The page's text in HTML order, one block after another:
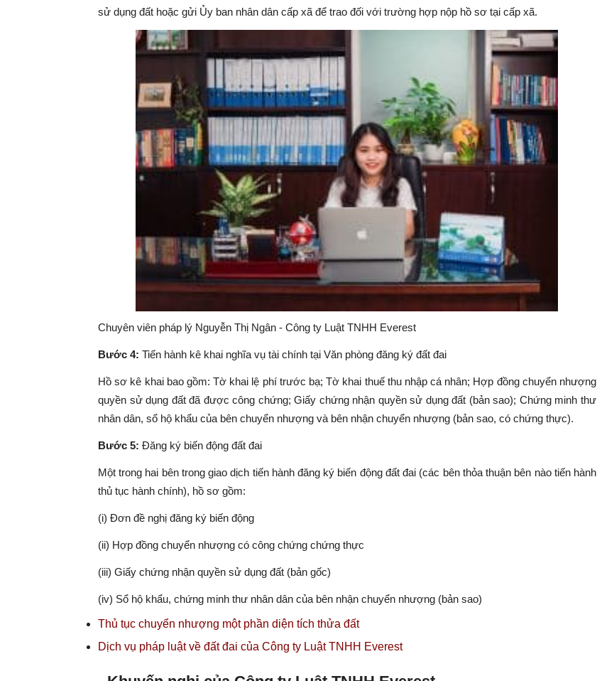
sử dụng đất hoặc gửi Ủy ban nhân dân cấp xã để trao đối với trường hợp nộp hồ sơ tại cấp xã.
Chuyên viên pháp lý Nguyễn Thị Ngân - Công ty Luật TNHH Everest
Bước 4: Tiến hành kê khai nghĩa vụ tài chính tại Văn phòng đăng ký đất đai
Hồ sơ kê khai bao gồm: Tờ khai lệ phí trước bạ; Tờ khai thuế thu nhập cá nhân; Hợp đồng chuyển nhượng
quyền sử dụng đất đã được công chứng; Giấy chứng nhận quyền sử dụng đất (bản sao); Chứng minh thư
nhân dân, sổ hộ khẩu của bên chuyển nhượng và bên nhận chuyển nhượng (bản sao, có chứng thực).
Bước 5: Đăng ký biến động đất đai
Một trong hai bên trong giao dịch tiến hành đăng ký biến động đất đai (các bên thỏa thuận bên nào tiến hành
thủ tục hành chính), hồ sơ gồm:
(i) Đơn đề nghị đăng ký biến động
(ii) Hợp đồng chuyển nhượng có công chứng chứng thực
(iii) Giấy chứng nhận quyền sử dụng đất (bản gốc)
(iv) Sổ hộ khẩu, chứng minh thư nhân dân của bên nhận chuyển nhượng (bản sao)
Thủ tục chuyển nhượng một phần diện tích thửa đất
Dịch vụ pháp luật về đất đai của Công ty Luật TNHH Everest